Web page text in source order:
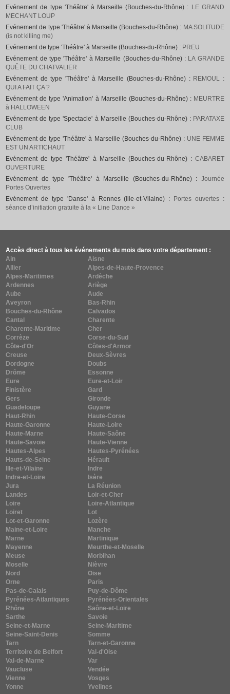
Evénement de type 'Théâtre' à Marseille (Bouches-du-Rhône) : LE GRAND
MECHANT LOUP
Evénement de type 'Théâtre' à Marseille (Bouches-du-Rhône) : MA SOLITUDE
(is not killing me)
Evénement de type 'Théâtre' à Marseille (Bouches-du-Rhône) : PREU
Evénement de type 'Théâtre' à Marseille (Bouches-du-Rhône) : LA GRANDE
QUÊTE DU CHATVALIER
Evénement de type 'Théâtre' à Marseille (Bouches-du-Rhône) : REMOUL :
QUI A FAIT ÇA ?
Evénement de type 'Animation' à Marseille (Bouches-du-Rhône) : MEURTRE
à HALLOWEEN
Evénement de type 'Spectacle' à Marseille (Bouches-du-Rhône) : PARATAXE
CLUB
Evénement de type 'Théâtre' à Marseille (Bouches-du-Rhône) : UNE FEMME
EST UN ARTICHAUT
Evénement de type 'Théâtre' à Marseille (Bouches-du-Rhône) : CABARET
OUVERTURE
Evénement de type 'Théâtre' à Marseille (Bouches-du-Rhône) : Journée
Portes Ouvertes
Evénement de type 'Danse' à Rennes (Ille-et-Vilaine) :
Portes ouvertes :
séance d’initiation gratuite à la « Line Dance »
Accès direct à tous les événements du mois dans votre département :
Ain
Aisne
Allier
Alpes-de-Haute-Provence
Alpes-Maritimes
Ardèche
Ardennes
Ariège
Aube
Aude
Aveyron
Bas-Rhin
Bouches-du-Rhône
Calvados
Cantal
Charente
Charente-Maritime
Cher
Corrèze
Corse-du-Sud
Côte-d'Or
Côtes-d'Armor
Creuse
Deux-Sèvres
Dordogne
Doubs
Drôme
Essonne
Eure
Eure-et-Loir
Finistère
Gard
Gers
Gironde
Guadeloupe
Guyane
Haut-Rhin
Haute-Corse
Haute-Garonne
Haute-Loire
Haute-Marne
Haute-Saône
Haute-Savoie
Haute-Vienne
Hautes-Alpes
Hautes-Pyrénées
Hauts-de-Seine
Hérault
Ille-et-Vilaine
Indre
Indre-et-Loire
Isère
Jura
La Réunion
Landes
Loir-et-Cher
Loire
Loire-Atlantique
Loiret
Lot
Lot-et-Garonne
Lozère
Maine-et-Loire
Manche
Marne
Martinique
Mayenne
Meurthe-et-Moselle
Meuse
Morbihan
Moselle
Nièvre
Nord
Oise
Orne
Paris
Pas-de-Calais
Puy-de-Dôme
Pyrénées-Atlantiques
Pyrénées-Orientales
Rhône
Saône-et-Loire
Sarthe
Savoie
Seine-et-Marne
Seine-Maritime
Seine-Saint-Denis
Somme
Tarn
Tarn-et-Garonne
Territoire de Belfort
Val-d'Oise
Val-de-Marne
Var
Vaucluse
Vendée
Vienne
Vosges
Yonne
Yvelines